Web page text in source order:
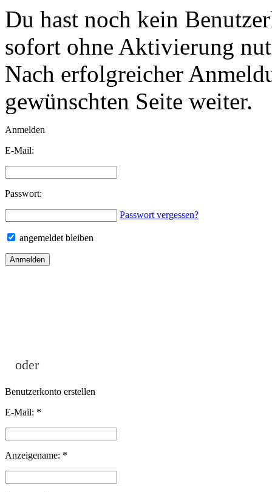
Du hast noch kein
sofort ohne Aktivierung
Nach erfolgreicher
gewünschten Seite weiter.
Anmelden
E-Mail:
Passwort:
Passwort vergessen?
angemeldet bleiben
oder
Benutzerkonto erstellen
E-Mail: *
Anzeigename: *